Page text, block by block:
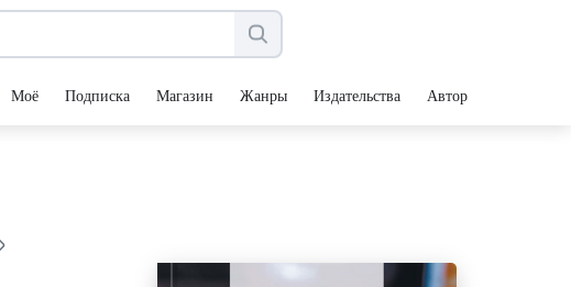
Моё Подписка Магазин Жанры Издательства Авторы